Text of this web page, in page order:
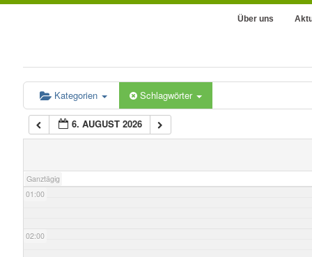
Über uns
Kategorien Schlagwörter
6. AUGUST 2026
Ganztägig
01:00
02:00